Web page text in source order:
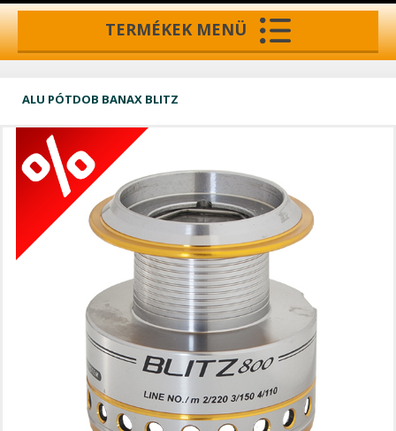
TERMÉKEK MENÜ
ALU PÓTDOB BANAX BLITZ